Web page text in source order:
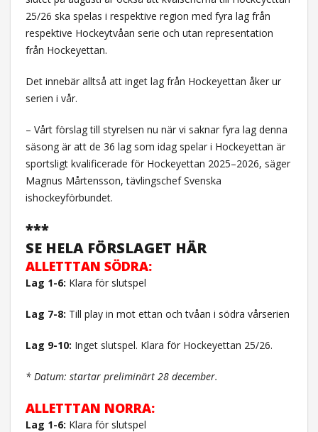
25/26 ska spelas i respektive region med fyra lag från
respektive Hockeytvåan serie och utan representation
från Hockeyettan.
Det innebär alltså att inget lag från Hockeyettan åker ur
serien i vår.
– Vårt förslag till styrelsen nu när vi saknar fyra lag denna
säsong är att de 36 lag som idag spelar i Hockeyettan är
sportsligt kvalificerade för Hockeyettan 2025–2026, säger
Magnus Mårtensson, tävlingschef Svenska
ishockeyförbundet.
***
SE HELA FÖRSLAGET HÄR
ALLETTTAN SÖDRA:
Lag 1-6: Klara för slutspel
Lag 7-8: Till play in mot ettan och tvåan i södra vårserien
Lag 9-10: Inget slutspel. Klara för Hockeyettan 25/26.
* Datum: startar preliminärt 28 december.
ALLETTTAN NORRA:
Lag 1-6: Klara för slutspel